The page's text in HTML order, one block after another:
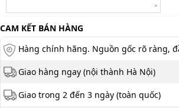
CAM KẾT BÁN HÀNG
Hàng chính hãng. Nguồn gốc rõ ràng,
Giao hàng ngay (nội thành Hà Nội)
Giao trong 2 đến 3 ngày (toàn quốc)